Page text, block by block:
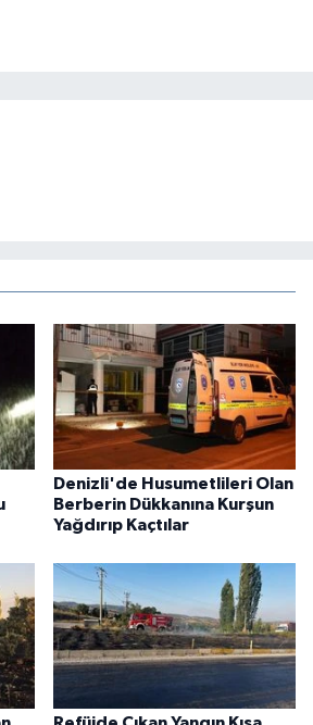
Denizli'de Husumetlileri Olan
Berberin Dükkanına Kurşun
Yağdırıp Kaçtılar